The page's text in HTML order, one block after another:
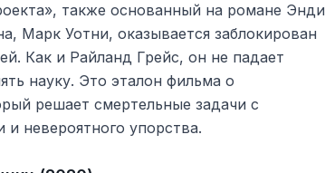
также основанный на романе Энди
Марк Уотни, оказывается заблокирован
Как и Райланд Грейс, он не падает
науку. Это эталон фильма о
решает смертельные задачи с
невероятного упорства.